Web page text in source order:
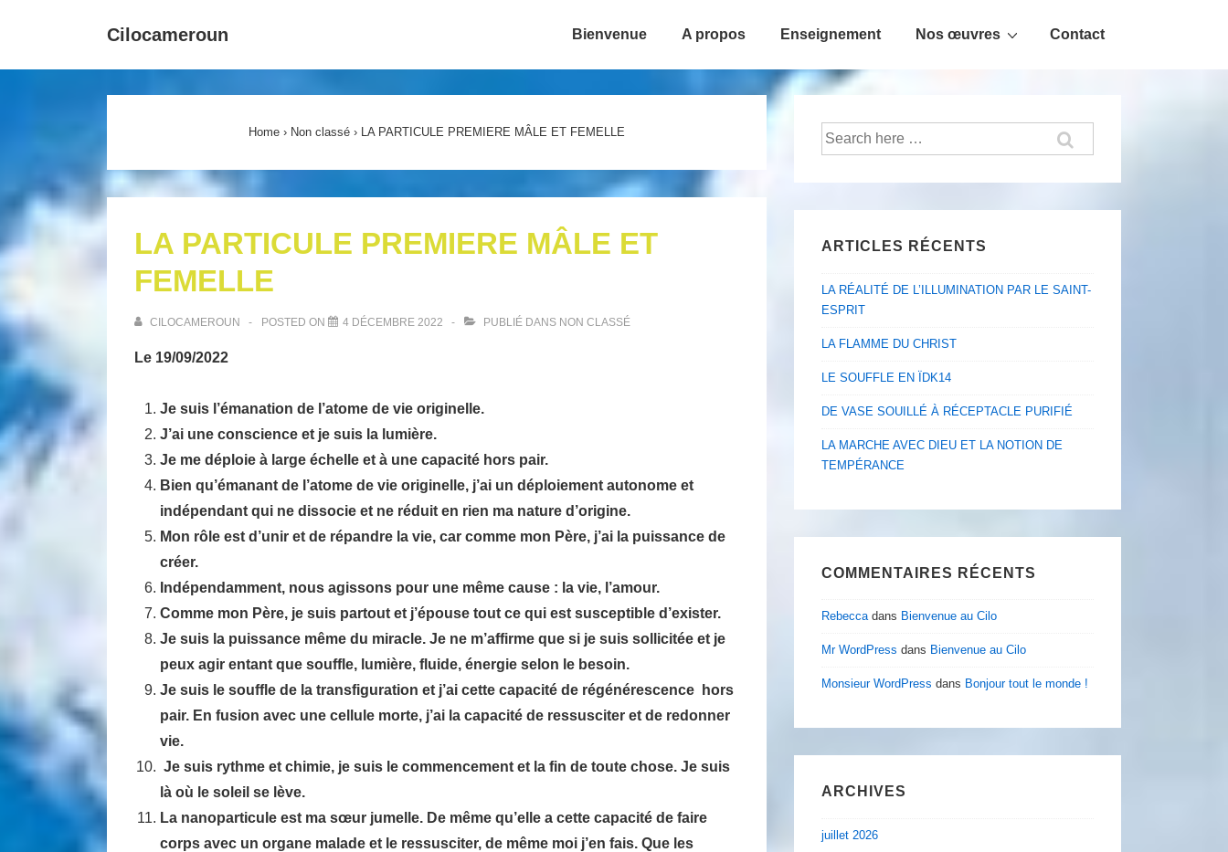
Cilocameroun Bienvenue A propos Enseignement Nos œuvres Contact
Home › Non classé › LA PARTICULE PREMIERE MÂLE ET FEMELLE
LA PARTICULE PREMIERE MÂLE ET
FEMELLE
CILOCAMEROUN POSTED ON 4 DÉCEMBRE 2022 PUBLIÉ DANS NON CLASSÉ
Le 19/09/2022
Je suis l’émanation de l’atome de vie originelle.
J’ai une conscience et je suis la lumière.
Je me déploie à large échelle et à une capacité hors pair.
Bien qu’émanant de l’atome de vie originelle, j’ai un déploiement autonome et
indépendant qui ne dissocie et ne réduit en rien ma nature d’origine.
Mon rôle est d’unir et de répandre la vie, car comme mon Père, j’ai la puissance de
créer.
Indépendamment, nous agissons pour une même cause : la vie, l’amour.
Comme mon Père, je suis partout et j’épouse tout ce qui est susceptible d’exister.
Je suis la puissance même du miracle. Je ne m’affirme que si je suis sollicitée et je
peux agir entant que souffle, lumière, fluide, énergie selon le besoin.
Je suis le souffle de la transfiguration et j’ai cette capacité de régénérescence hors
pair. En fusion avec une cellule morte, j’ai la capacité de ressusciter et de redonner
vie.
Je suis rythme et chimie, je suis le commencement et la fin de toute chose. Je suis
là où le soleil se lève.
La nanoparticule est ma sœur jumelle. De même qu’elle a cette capacité de faire
corps avec un organe malade et le ressusciter, de même moi j’en fais. Que les
Recherche
pour:
ARTICLES RÉCENTS
LA RÉALITÉ DE L’ILLUMINATION PAR LE SAINT-
ESPRIT
LA FLAMME DU CHRIST
LE SOUFFLE EN ÏDK14
DE VASE SOUILLÉ À RÉCEPTACLE PURIFIÉ
LA MARCHE AVEC DIEU ET LA NOTION DE
TEMPÉRANCE
COMMENTAIRES RÉCENTS
Rebeccadans Bienvenue au Cilo
Mr WordPress dans Bienvenue au Cilo
Monsieur WordPress dans Bonjour tout le monde !
ARCHIVES
juillet 2026